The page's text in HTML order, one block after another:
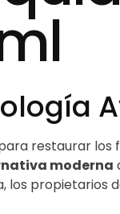
restaurar los
moderna
los propietarios